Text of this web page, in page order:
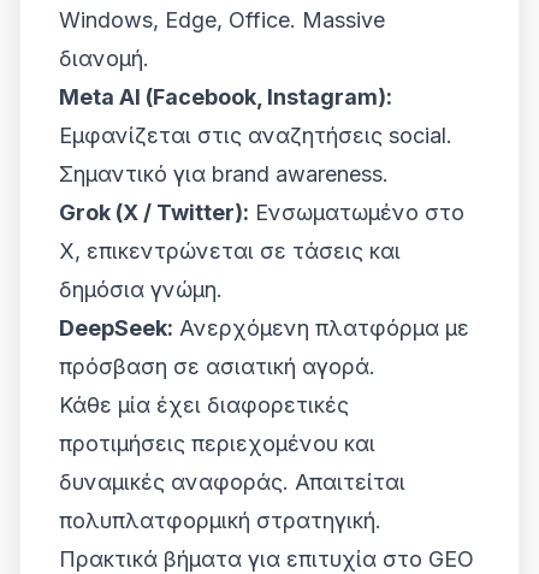
Windows, Edge, Office. Massive
διανομή.
Meta AI (Facebook, Instagram):
Εμφανίζεται στις αναζητήσεις social.
Σημαντικό για brand awareness.
Grok (X / Twitter): Ενσωματωμένο στο
X, επικεντρώνεται σε τάσεις και
δημόσια γνώμη.
DeepSeek: Ανερχόμενη πλατφόρμα με
πρόσβαση σε ασιατική αγορά.
Κάθε μία έχει διαφορετικές
προτιμήσεις περιεχομένου και
δυναμικές αναφοράς. Απαιτείται
πολυπλατφορμική στρατηγική.
Πρακτικά βήματα για επιτυχία στο GEO